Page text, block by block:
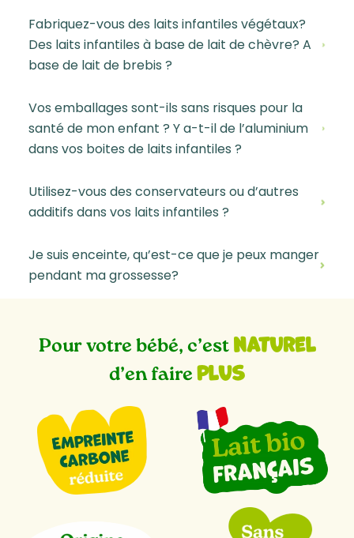
Fabriquez-vous des laits infantiles végétaux?
Des laits infantiles à base de lait de chèvre? A
base de lait de brebis ?
Vos emballages sont-ils sans risques pour la
santé de mon enfant ? Y a-t-il de l’aluminium
dans vos boites de laits infantiles ?
Utilisez-vous des conservateurs ou d’autres
additifs dans vos laits infantiles ?
Je suis enceinte, qu’est-ce que je peux manger
pendant ma grossesse?
Pour votre bébé, c’est naturel
d’en faire plus